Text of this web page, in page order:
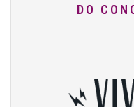
DO